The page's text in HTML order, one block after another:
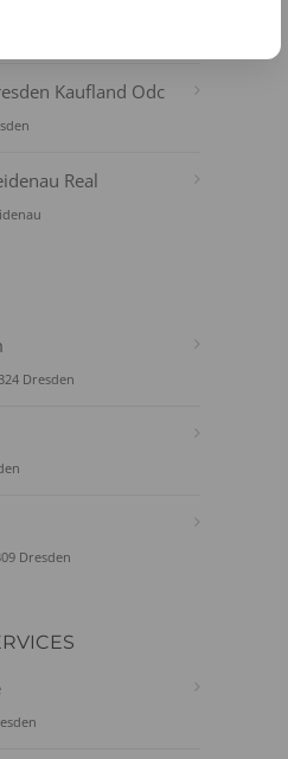
Kaufland Odc
Real
Dresden
Dresden